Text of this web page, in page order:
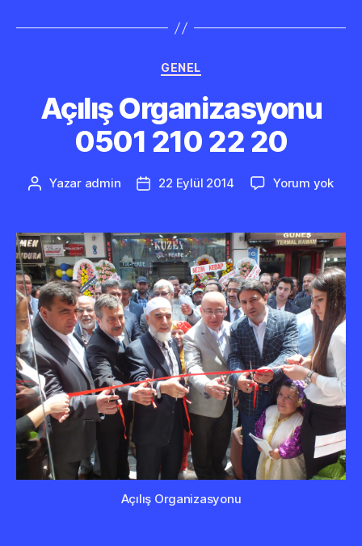
Kategoriler
GENEL
Açılış Organizasyonu
0501 210 22 20
Yazının
Yazar admin
Yazı22 Eylül 2014 Yorum yok
210
22
20
Açılış Organizasyonu